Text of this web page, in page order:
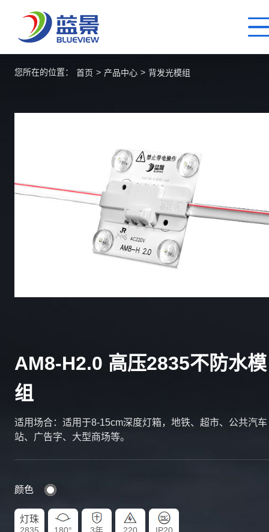
您所在的位置： 首页 > 产品中心 > 背发光模组
AM8-H2.0 高压2835不防水模
组
适用场合：适用于8-15cm深度灯箱，地铁、超市、公共汽车
站、广告字、大型商场等。
颜色
灯珠